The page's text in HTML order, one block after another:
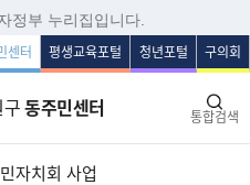
로가기
로가기
바로가기
로가기
정부 누리집입니다.
센터 평생교육포털 청년포털 구의회
구동주민센터 통합검색
자치회 사업